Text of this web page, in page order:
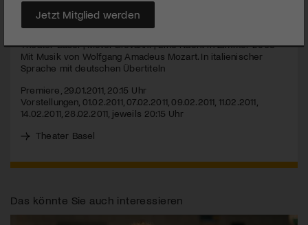
MEHR
Theater Basel | Motel Giovanni | Eine Nacht in Zimmer 2065 –
Mit Musik von Wolfgang Amadeus Mozart. In italienischer
Sprache mit deutschen Übertiteln
Premiere, 29.01.2011, 20:15 Uhr
Vorstellungen, 01.02.2011, 07.02.2011, 09.02.2011, 11.02.2011,
14.02.2011, 28.02.2011, jeweils 20:15 Uhr
Theater Basel
Das könnte Sie auch interessieren
Jetzt Mitglied werden